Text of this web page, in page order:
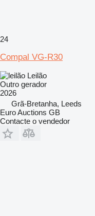
24
Compal VG-R30
Leilão
Outro gerador
2026
Grã-Bretanha, Leeds
Euro Auctions GB
Contacte o vendedor